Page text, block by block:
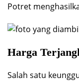
Potret
Harga
Salah satu